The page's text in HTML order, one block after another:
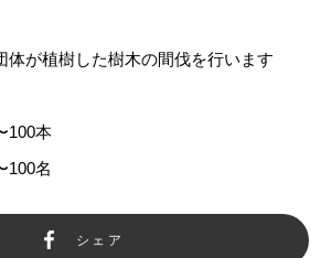
が植樹した樹木の間伐を行います
100本
100名
シェア